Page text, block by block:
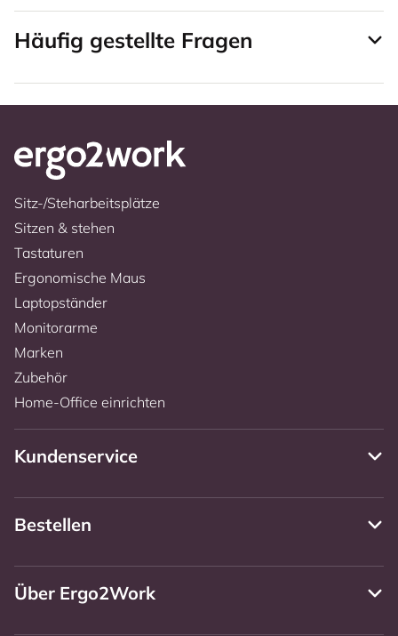
Häufig gestellte Fragen
Sitz-/Steharbeitsplätze
Sitzen & stehen
Tastaturen
Ergonomische Maus
Laptopständer
Monitorarme
Marken
Zubehör
Home-Office einrichten
Kundenservice
Bestellen
Über Ergo2Work